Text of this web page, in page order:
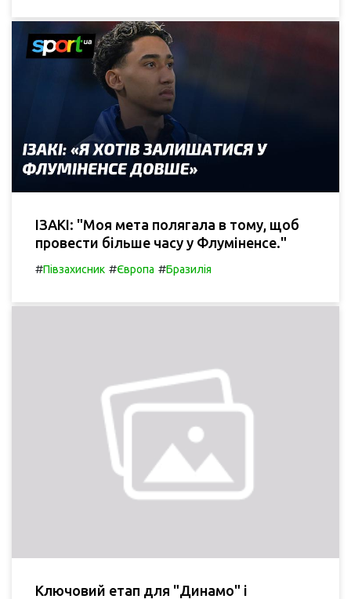
ІЗАКІ: "Моя мета полягала в тому, щоб
провести більше часу у Флуміненсе."
#Півзахисник #Європа #Бразилія
Ключовий етап для "Динамо" і